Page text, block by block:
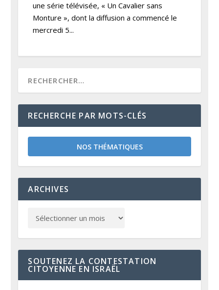
une série télévisée, « Un Cavalier sans
Monture », dont la diffusion a commencé le
mercredi 5...
RECHERCHE PAR MOTS-CLÉS
NOS THÉMATIQUES
ARCHIVES
SOUTENEZ LA CONTESTATION
CITOYENNE EN ISRAËL